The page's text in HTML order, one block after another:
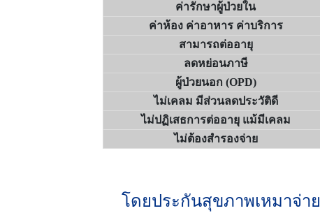
ค่ารักษาผู้ป่วยใน
ค่าห้อง ค่าอาหาร ค่าบริการ
สามารถต่ออายุ
ลดหย่อนภาษี
ผู้ป่วยนอก (OPD)
ไม่เคลม มีส่วนลดประวัติดี
ไม่ปฏิเสธการต่ออายุ แม้มีเคลม
ไม่ต้องสำรองจ่าย
โดยประกันสุขภาพเหมาจ่าย